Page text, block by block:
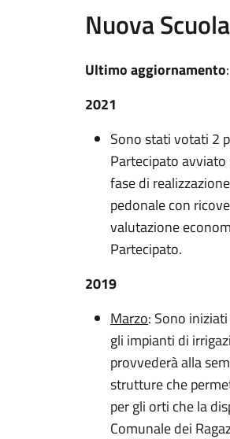
Nuova
Ultimo aggiornamento
2021
Sono stati votati 2
Partecipato
fase di
pedonale con
valutazione
Partecipato.
2019
Marzo: Sono
gli impianti di
provvederà alla
strutture che
per gli orti che la
Comunale dei